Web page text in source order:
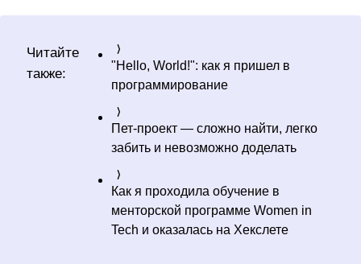
Читайте
также:
"Hello, World!": как я пришел в
программирование
Пет-проект — сложно найти, легко
забить и невозможно доделать
Как я проходила обучение в
менторской программе Women in
Tech и оказалась на Хекслете